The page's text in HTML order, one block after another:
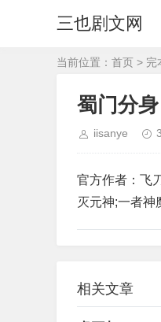
三也剧文网
当前位置： 首页 > 完
蜀门分身
iisanye
官方作者：飞
灭元神;一者神
相关文章